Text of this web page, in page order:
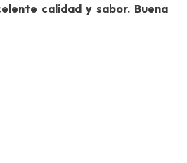
calidad y sabor. Buena